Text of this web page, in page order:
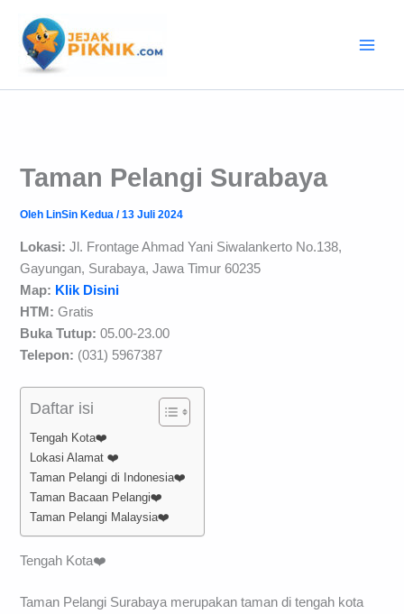
konten
Taman Pelangi Surabaya
Oleh LinSin Kedua/13 Juli 2024
Lokasi:Jl. Frontage Ahmad Yani Siwalankerto No.138,
Gayungan, Surabaya, Jawa Timur 60235
Map: Klik Disini
HTM:Gratis
Buka Tutup:05.00-23.00
Telepon: (031) 5967387
Daftar isi
Tengah Kota❤️
Lokasi Alamat ❤️
Taman Pelangi di Indonesia❤️
Taman Bacaan Pelangi❤️
Taman Pelangi Malaysia❤️
Tengah Kota❤️
Taman Pelangi Surabaya merupakan taman di tengah kota